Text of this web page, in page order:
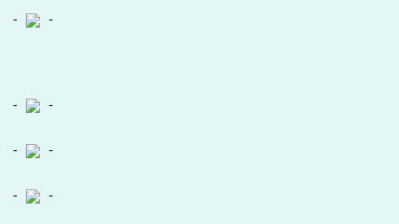
- -
- -
- -
- -